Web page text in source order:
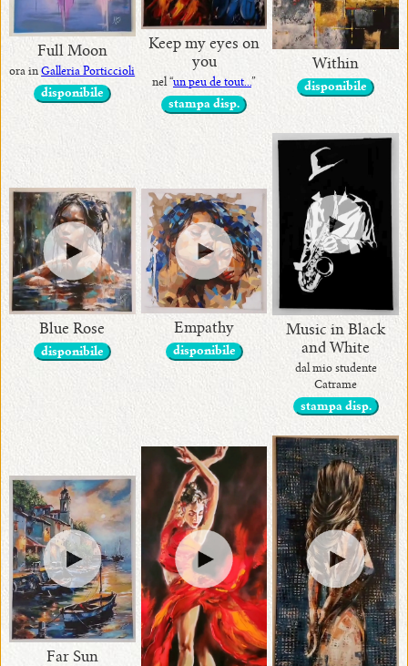
Full Moon
ora inGalleria Porticcioli
disponibile
Keep my eyes on
you
nel “ un peu de tout...
stampa disp.
Within
disponibile
Blue Rose
disponibile
Empathy
disponibile
Music in Black
and White
dal mio studente
Catrame
stampa disp.
Far Sun